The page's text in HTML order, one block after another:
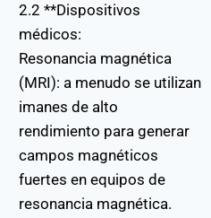
2.2 **Dispositivos
médicos:
Resonancia magnética
(MRI): a menudo se utilizan
imanes de alto
rendimiento para generar
campos magnéticos
fuertes en equipos de
resonancia magnética.